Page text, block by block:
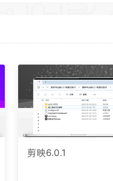
剪映6.0.1